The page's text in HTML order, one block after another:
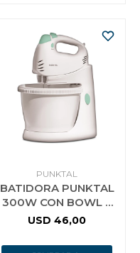
PUNKTAL
BATIDORA PUNKTAL
300W CON BOWL 3
LT 5 VELOCIDADES
USD 46,00